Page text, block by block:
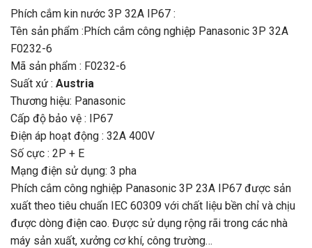
Phích cắm kin nước 3P 32A IP67 :
Tên sản phẩm :Phích cắm công nghiệp Panasonic 3P 32A
F0232-6
Mã sản phẩm : F0232-6
Suất xứ : Austria
Thương hiệu: Panasonic
Cấp độ bảo vệ : IP67
Điện áp hoạt động : 32A 400V
Số cực : 2P + E
Mạng điện sử dụng: 3 pha
Phích cắm công nghiệp Panasonic 3P 23A IP67 được sản
xuất theo tiêu chuẩn IEC 60309 với chất liệu bền chỉ và chịu
được dòng điện cao. Được sử dụng rộng rãi trong các nhà
máy sản xuất, xưởng cơ khí, công trường…